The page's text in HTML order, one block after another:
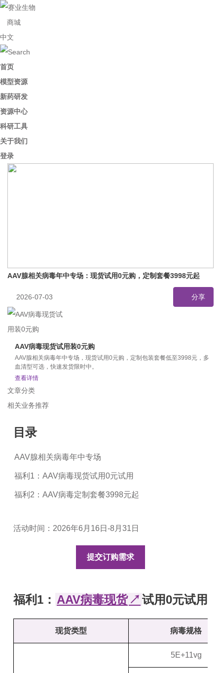
商城
中文
首页
模型资源
新药研发
资源中心
科研工具
关于我们
登录
AAV腺相关病毒年中专场：现货试用0元购，定制套餐3998元起
2026-07-03 分享
AAV病毒现货试用装0元购
AAV腺相关病毒年中专场，现货试用0元购，定制包装套餐低至3998元，多
血清型可选，快速发货限时中。
查看详情
文章分类
相关业务推荐
目录
AAV腺相关病毒年中专场
福利1：AAV病毒现货试用0元试用
福利2：AAV病毒定制套餐3998元起
活动时间：2026年6月16日-8月31日
提交订购需求
福利1： AAV病毒现货 ↗ 试用0元试用
现货类型 病毒规格
5E+11vg